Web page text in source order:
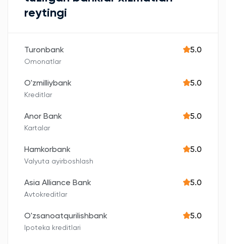
reytingi
Turonbank 5.0
Omonatlar
O'zmilliybank 5.0
Kreditlar
Anor Bank 5.0
Kartalar
Hamkorbank 5.0
Valyuta ayirboshlash
Asia Alliance Bank 5.0
Avtokreditlar
O'zsanoatqurilishbank 5.0
Ipoteka kreditlari